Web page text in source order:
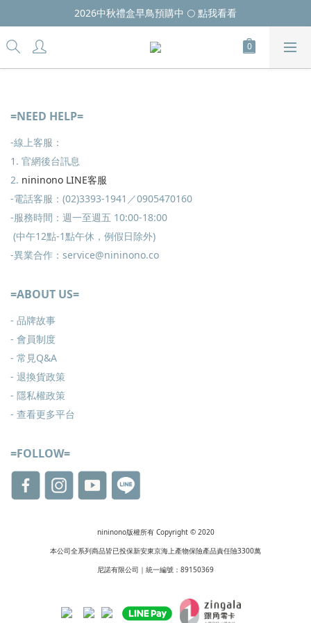
2026中秋禮盒早鳥預購中 🌕 點我看看
=NEED HELP=
-線上客服：
1. 官網後台訊息
2. nininono LINE客服
-電話客服：(02)3393-1941／0905470160
-服務時間：週一至週五 10:00-18:00
(中午12點-1點午休，例假日除外)
-異業合作：service@nininono.co
=ABOUT US=
- 品牌故事
- 會員制度
- 常見Q&A
- 退換貨政策
- 隱私權政策
- 查看更多平台
=FOLLOW=
nininono版權所有 Copyright © 2020
本公司全系列商品皆已投保新安東京海上產物保險產品責任險3300萬
尼諾有限公司｜統一編號：89150369